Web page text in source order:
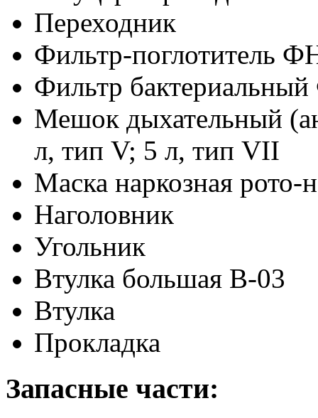
Переходник
Фильтр-поглотитель
Фильтр
Мешок дыхательный
л, тип V; 5 л, тип VII
Маска наркозная
Наголовник
Угольник
Втулка большая В-03
Втулка
Прокладка
Запасные части: